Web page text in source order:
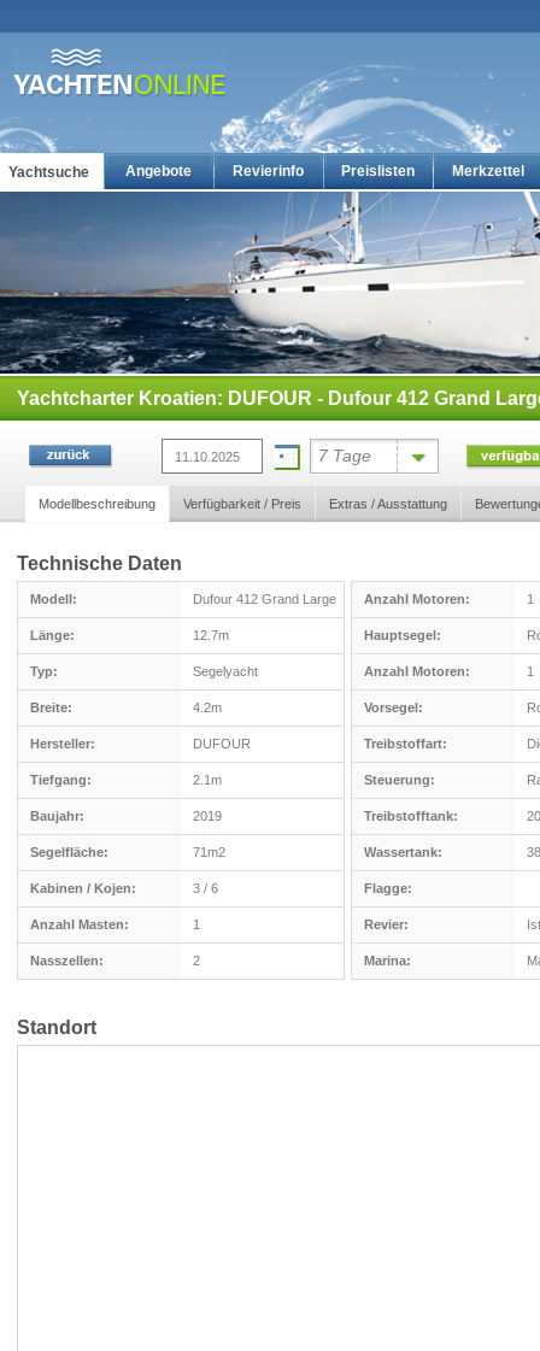
Yachtsuche Angebote Revierinfo Preislisten Merkzettel
Die günstigsten Charteryachten auf yachten-online
Yachtcharter Kroatien: DUFOUR - Dufour 412 Grand
7 Tage
Modellbeschreibung Verfügbarkeit / Preis Extras / Ausstattung
Technische Daten
Modell: Dufour 412 Grand Large
Länge: 12.7m
Typ: Segelyacht
Breite: 4.2m
Hersteller: DUFOUR
Tiefgang: 2.1m
Baujahr: 2019
Segelfläche: 71m2
Kabinen / Kojen: 3 / 6
Anzahl Masten: 1
Nasszellen: 2
Anzahl Motoren: 1
Hauptsegel:
Anzahl Motoren: 1
Vorsegel:
Treibstoffart:
Steuerung:
Treibstofftank:
Wassertank:
Flagge:
Revier:
Marina:
Standort